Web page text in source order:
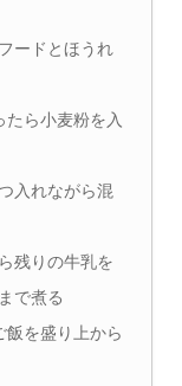
ードとほうれ
ら小麦粉を入
入れながら混
残りの牛乳を
で煮る
を盛り上から